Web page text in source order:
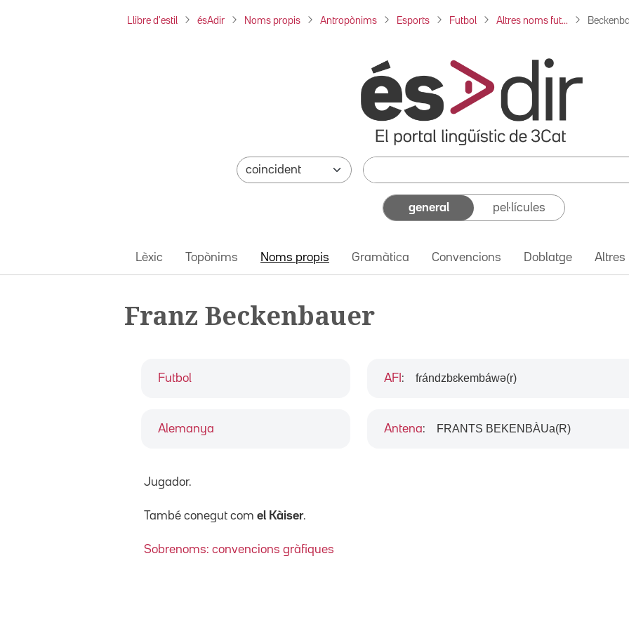
Llibre d'estil ésAdir Noms propis Antropònims Esports Futbol Altres noms fut...
general pel·lícules
Lèxic Topònims Noms propis Gramàtica Convencions Doblatge Altres
Franz Beckenbauer
Futbol
Alemanya
AFI : fɾándzbɛkembáwə(r)
Antena: FRANTS BEKENBÀUa(R)
Jugador.
També conegut com el Kàiser.
Sobrenoms: convencions gràfiques